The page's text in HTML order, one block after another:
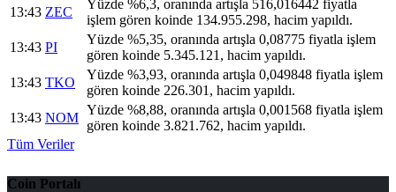
13:43 ZEC
Yüzde %6,3, oranında artışla 516,016442 fiyatla
işlem gören koinde 134.955.298, hacim yapıldı.
13:43 PI
Yüzde %5,35, oranında artışla 0,08775 fiyatla işlem
gören koinde 5.345.121, hacim yapıldı.
13:43 TKO
Yüzde %3,93, oranında artışla 0,049848 fiyatla işlem
gören koinde 226.301, hacim yapıldı.
13:43 NOM
Yüzde %8,88, oranında artışla 0,001568 fiyatla işlem
gören koinde 3.821.762, hacim yapıldı.
Tüm Veriler
Coin Portalı